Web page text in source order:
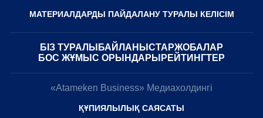
МАТЕРИАЛДАРДЫ ПАЙДАЛАНУ ТУРАЛЫ КЕЛІСІМ
БІЗ ТУРАЛЫ БАЙЛАНЫСТАРЖОБАЛАР
БОС ЖҰМЫС ОРЫНДАРЫ РЕЙТИНГТЕР
«Atameken Business» Медиахолдингі
ҚҰПИЯЛЫЛЫҚ САЯСАТЫ